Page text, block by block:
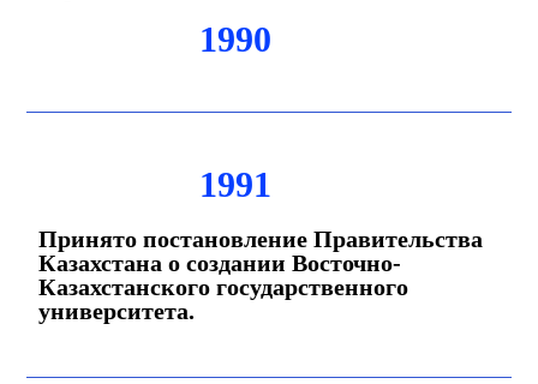
1990
1991
Принято постановление Правительства
Казахстана о создании Восточно-
Казахстанского государственного
университета.